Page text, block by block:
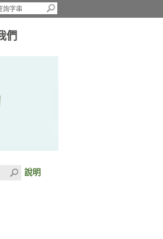
們
說明